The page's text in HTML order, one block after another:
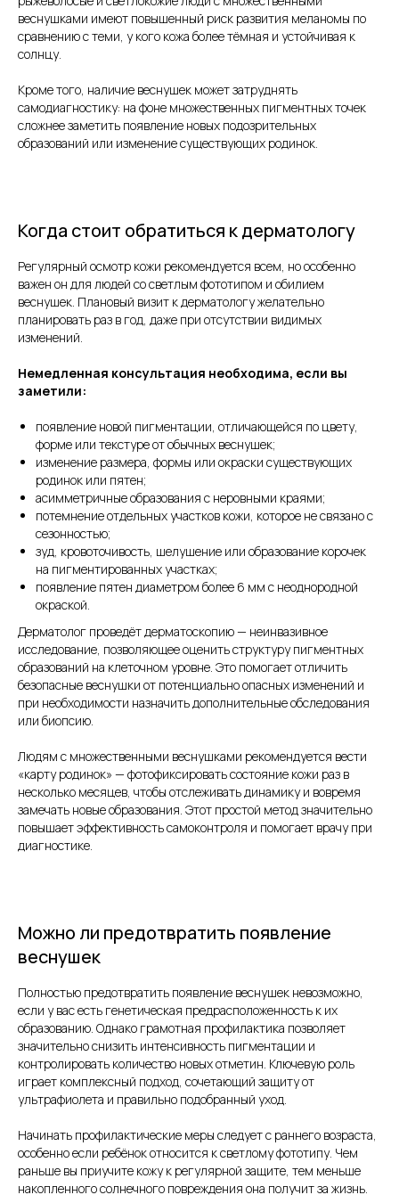
веснушками имеют повышенный риск развития меланомы по
сравнению с теми, у кого кожа более тёмная и устойчивая к
солнцу.
Кроме того, наличие веснушек может затруднять
самодиагностику: на фоне множественных пигментных точек
сложнее заметить появление новых подозрительных
образований или изменение существующих родинок.
Когда стоит обратиться к дерматологу
Регулярный осмотр кожи рекомендуется всем, но особенно
важен он для людей со светлым фототипом и обилием
веснушек. Плановый визит к дерматологу желательно
планировать раз в год, даже при отсутствии видимых
изменений.
Немедленная консультация необходима, если вы
заметили:
появление новой пигментации, отличающейся по цвету,
форме или текстуре от обычных веснушек;
изменение размера, формы или окраски существующих
родинок или пятен;
асимметричные образования с неровными краями;
потемнение отдельных участков кожи, которое не связано с
сезонностью;
зуд, кровоточивость, шелушение или образование корочек
на пигментированных участках;
появление пятен диаметром более 6 мм с неоднородной
окраской.
Дерматолог проведёт дерматоскопию — неинвазивное
исследование, позволяющее оценить структуру пигментных
образований на клеточном уровне. Это помогает отличить
безопасные веснушки от потенциально опасных изменений и
при необходимости назначить дополнительные обследования
или биопсию.
Людям с множественными веснушками рекомендуется вести
«карту родинок» — фотофиксировать состояние кожи раз в
несколько месяцев, чтобы отслеживать динамику и вовремя
замечать новые образования. Этот простой метод значительно
повышает эффективность самоконтроля и помогает врачу при
диагностике.
Можно ли предотвратить появление
веснушек
Полностью предотвратить появление веснушек невозможно,
если у вас есть генетическая предрасположенность к их
образованию. Однако грамотная профилактика позволяет
значительно снизить интенсивность пигментации и
контролировать количество новых отметин. Ключевую роль
играет комплексный подход, сочетающий защиту от
ультрафиолета и правильно подобранный уход.
Начинать профилактические меры следует с раннего возраста,
особенно если ребёнок относится к светлому фототипу. Чем
раньше вы приучите кожу к регулярной защите, тем меньше
накопленного солнечного повреждения она получит за жизнь.